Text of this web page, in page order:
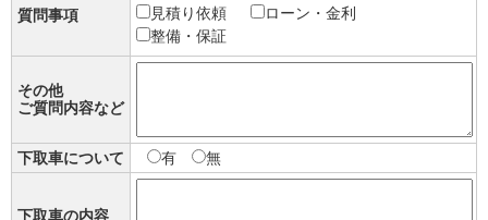
質問事項
見積り依頼
ローン・金利
整備・保証
その他
ご質問内容など
下取車について 有 無
下取車の内容